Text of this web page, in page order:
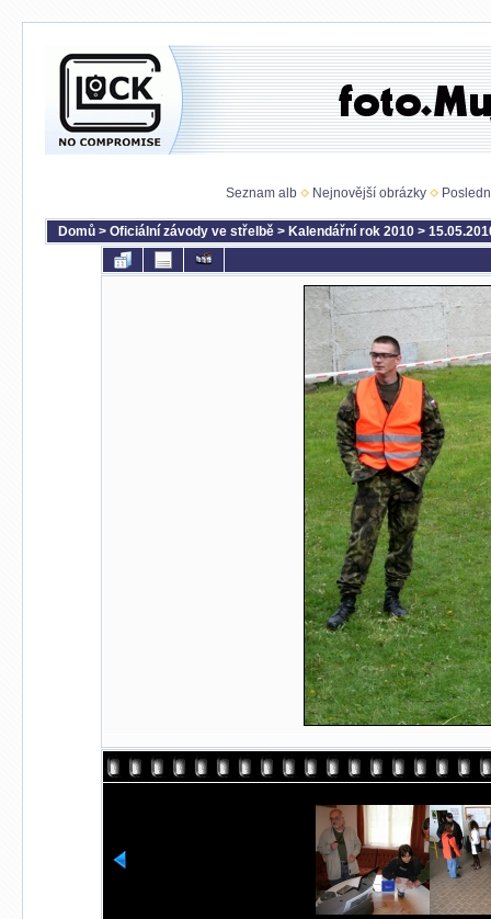
Seznam alb Nejnovější obrázky
Domů > Oficiální závody ve střelbě > Kalendářní rok 2010 >